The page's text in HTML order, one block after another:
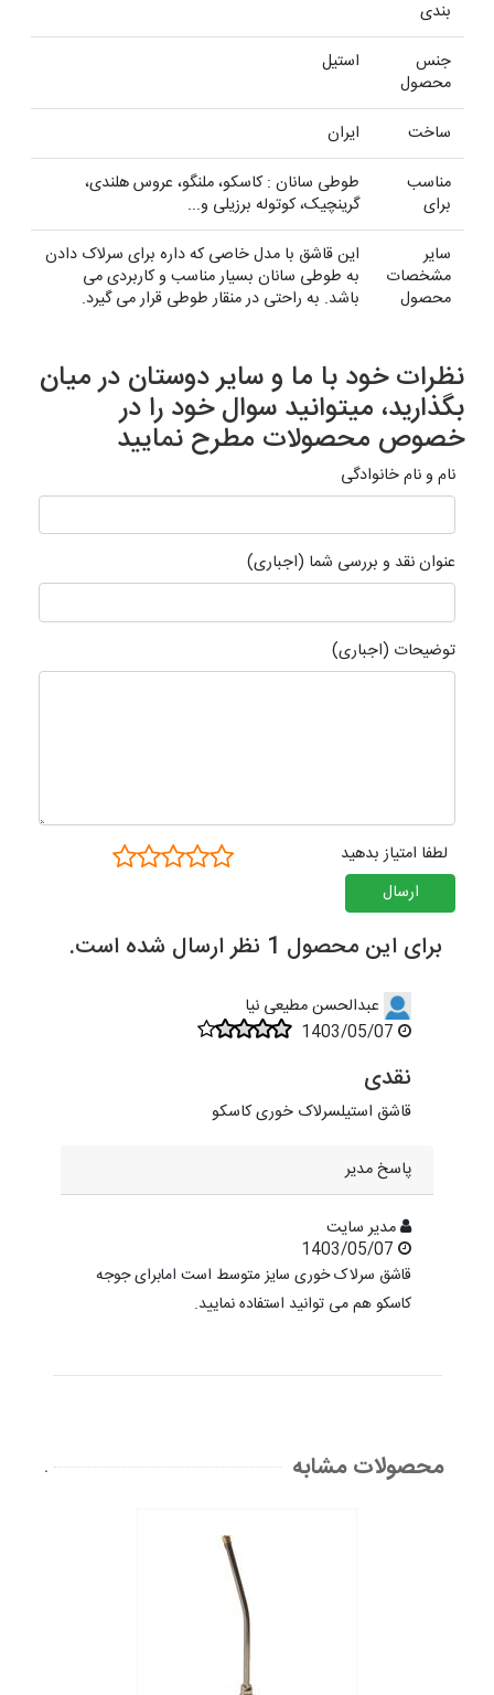
بندی
جنس
محصول
استیل
ساخت
ایران
مناسب
برای
طوطی سانان : کاسکو، ملنگو، عروس هلندی،
گرینچیک، کوتوله برزیلی و...
سایر
مشخصات
محصول
این قاشق با مدل خاصی که داره برای سرلاک دادن
به طوطی سانان بسیار مناسب و کاربردی می
باشد. به راحتی در منقار طوطی قرار می گیرد.
نظرات خود با ما و سایر دوستان در میان
بگذارید، میتوانید سوال خود را در
خصوص محصولات مطرح نمایید
نام و نام خانوادگی
عنوان نقد و بررسی شما (اجباری)
توضیحات (اجباری)
لطفا امتیاز بدهید
ارسال
برای این محصول 1 نظر ارسال شده است.
عبدالحسن مطیعی نیا
نقدی
قاشق استیلسرلاک خوری کاسکو
پاسخ مدیر
مدیر سایت
قاشق سرلاک خوری سایز متوسط است امابرای جوجه
کاسکو هم می توانید استفاده نمایید.
محصولات مشابه .